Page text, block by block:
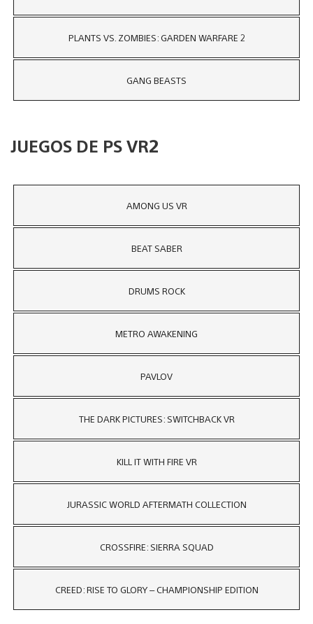
PLANTS VS. ZOMBIES: GARDEN WARFARE 2
GANG BEASTS
JUEGOS DE PS VR2
AMONG US VR
BEAT SABER
DRUMS ROCK
METRO AWAKENING
PAVLOV
THE DARK PICTURES: SWITCHBACK VR
KILL IT WITH FIRE VR
JURASSIC WORLD AFTERMATH COLLECTION
CROSSFIRE: SIERRA SQUAD
CREED: RISE TO GLORY – CHAMPIONSHIP EDITION